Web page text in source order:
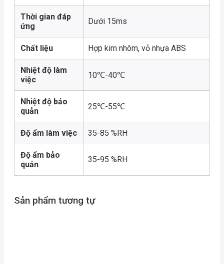
Thời gian đáp
ứng
Dưới 15ms
Chất liệu Hợp kim nhôm, vỏ nhựa ABS
Nhiệt độ làm
việc
10℃-40℃
Nhiệt độ bảo
quản
25℃-55℃
Độ ẩm làm việc 35-85 %RH
Độ ẩm bảo
quản
35-95 %RH
Sản phẩm tương tự